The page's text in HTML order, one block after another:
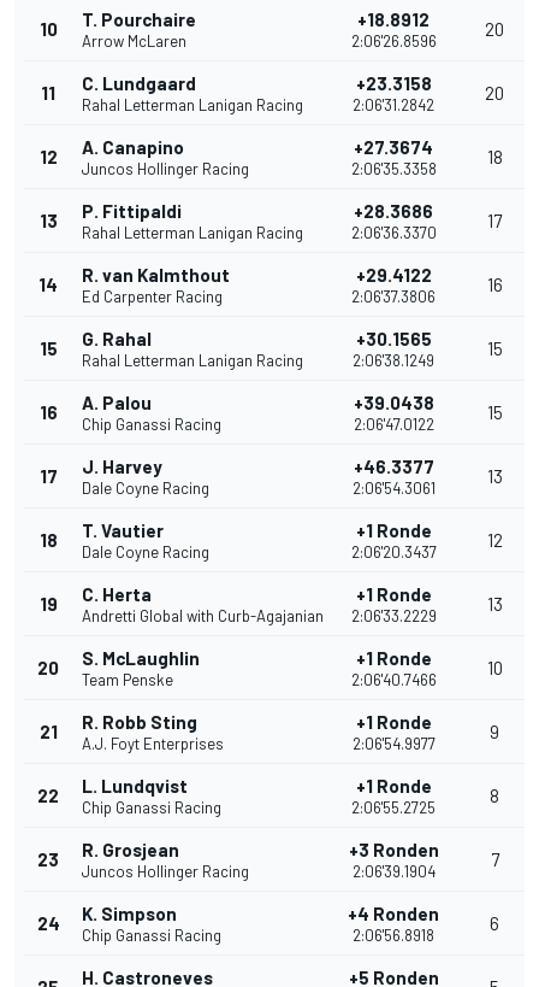
10 T. Pourchaire
Arrow McLaren
+18.8912
2:06'26.8596
20
11 C. Lundgaard
Rahal Letterman Lanigan Racing
+23.3158
2:06'31.2842
20
12 A. Canapino
Juncos Hollinger Racing
+27.3674
2:06'35.3358
18
13 P. Fittipaldi
Rahal Letterman Lanigan Racing
+28.3686
2:06'36.3370
17
14 R. van Kalmthout
Ed Carpenter Racing
+29.4122
2:06'37.3806
16
15 G. Rahal
Rahal Letterman Lanigan Racing
+30.1565
2:06'38.1249
15
16 A. Palou
Chip Ganassi Racing
+39.0438
2:06'47.0122
15
17 J. Harvey
Dale Coyne Racing
+46.3377
2:06'54.3061
13
18 T. Vautier
Dale Coyne Racing
+1 Ronde
2:06'20.3437
12
19 C. Herta
Andretti Global with Curb-Agajanian
+1 Ronde
2:06'33.2229
13
20 S. McLaughlin
Team Penske
+1 Ronde
2:06'40.7466
10
21 R. Robb Sting
A.J. Foyt Enterprises
+1 Ronde
2:06'54.9977
9
22 L. Lundqvist
Chip Ganassi Racing
+1 Ronde
2:06'55.2725
8
23 R. Grosjean
Juncos Hollinger Racing
+3 Ronden
2:06'39.1904
7
24 K. Simpson
Chip Ganassi Racing
+4 Ronden
2:06'56.8918
6
H. Castroneves +5 Ronden